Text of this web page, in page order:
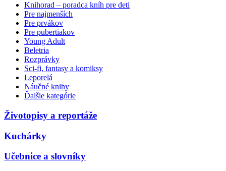
Knihorad – poradca kníh pre deti
Pre najmenších
Pre prvákov
Pre pubertiakov
Young Adult
Beletria
Rozprávky
Sci-fi, fantasy a komiksy
Leporelá
Náučné knihy
Ďalšie kategórie
Životopisy a reportáže
Kuchárky
Učebnice a slovníky